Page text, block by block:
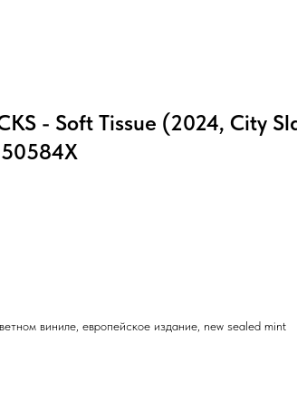
- Soft Tissue (2024, City
виниле, европейское издание, new sealed mint